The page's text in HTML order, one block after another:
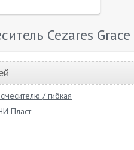
Cezares Grace
/ гибкая
Пласт